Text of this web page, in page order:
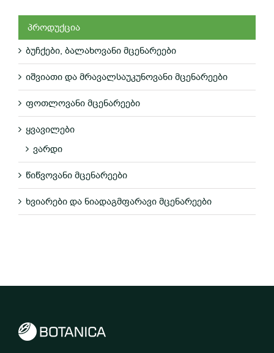
ᲓᲔᲢᲐᲚᲔᲑᲘ
პროდუქცია
ბუჩქები, ბალახოვანი მცენარეები
იშვიათი და მრავალსაუკუნოვანი მცენარეები
ფოთლოვანი მცენარეები
ყვავილები
ვარდი
წიწვოვანი მცენარეები
ხვიარები და ნიადაგმფარავი მცენარეები